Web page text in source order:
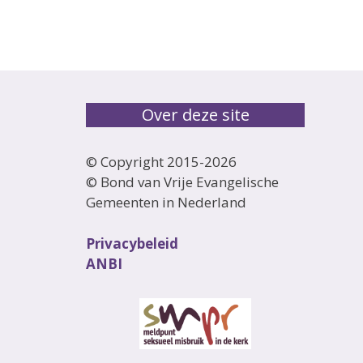
Over deze site
© Copyright 2015-2026
© Bond van Vrije Evangelische
Gemeenten in Nederland
Privacybeleid
ANBI